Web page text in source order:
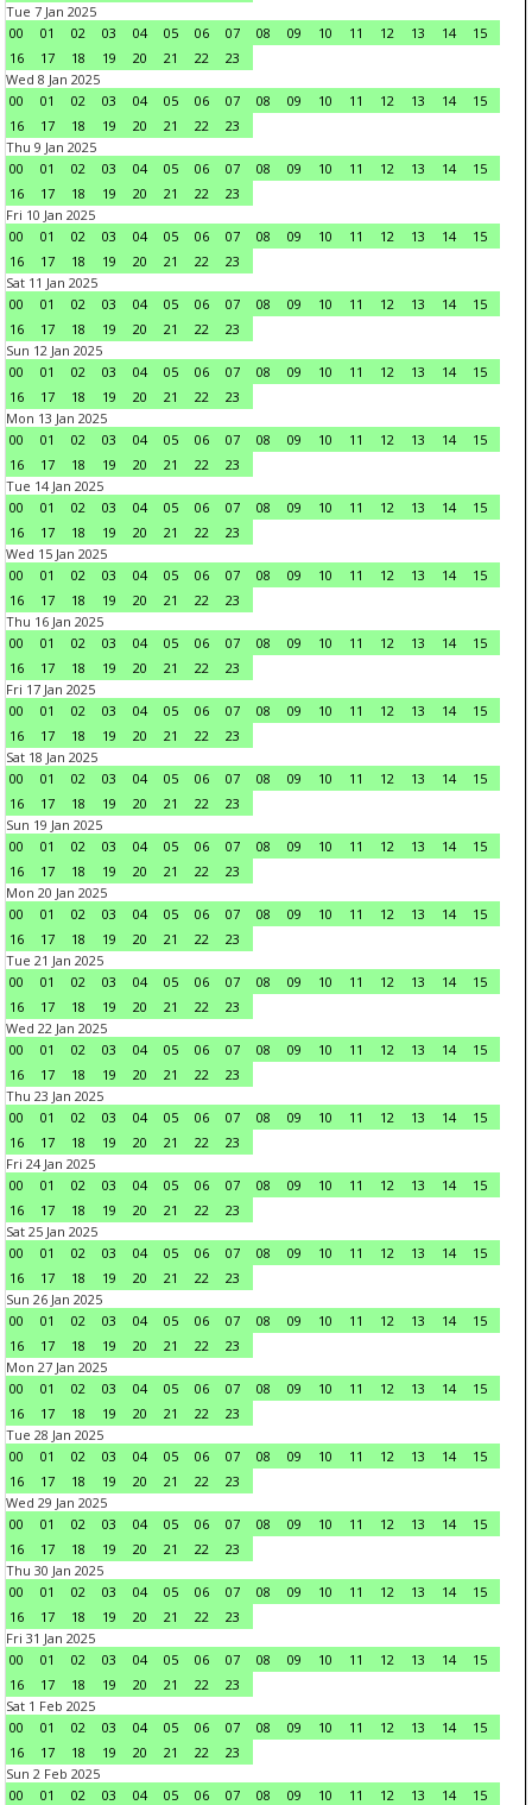
Tue 7 Jan 2025
00
01 02 03 04 05 06 07 08 09 10 11 12 13 14
15
16
17 18 19 20 21 22
23
Wed 8 Jan 2025
00
01 02 03 04 05 06 07 08 09 10 11 12 13 14
15
16
17 18 19 20 21 22
23
Thu 9 Jan 2025
00
01 02 03 04 05 06 07 08 09 10 11 12 13 14
15
16
17 18 19 20 21 22
23
Fri 10 Jan 2025
00
01 02 03 04 05 06 07 08 09 10 11 12 13 14
15
16
17 18 19 20 21 22
23
Sat 11 Jan 2025
00
01 02 03 04 05 06 07 08 09 10 11 12 13 14
15
16
17 18 19 20 21 22
23
Sun 12 Jan 2025
00
01 02 03 04 05 06 07 08 09 10 11 12 13 14
15
16
17 18 19 20 21 22
23
Mon 13 Jan 2025
00
01 02 03 04 05 06 07 08 09 10 11 12 13 14
15
16
17 18 19 20 21 22
23
Tue 14 Jan 2025
00
01 02 03 04 05 06 07 08 09 10 11 12 13 14
15
16
17 18 19 20 21 22
23
Wed 15 Jan 2025
00
01 02 03 04 05 06 07 08 09 10 11 12 13 14
15
16
17 18 19 20 21 22
23
Thu 16 Jan 2025
00
01 02 03 04 05 06 07 08 09 10 11 12 13 14
15
16
17 18 19 20 21 22
23
Fri 17 Jan 2025
00
01 02 03 04 05 06 07 08 09 10 11 12 13 14
15
16
17 18 19 20 21 22
23
Sat 18 Jan 2025
00
01 02 03 04 05 06 07 08 09 10 11 12 13 14
15
16
17 18 19 20 21 22
23
Sun 19 Jan 2025
00
01 02 03 04 05 06 07 08 09 10 11 12 13 14
15
16
17 18 19 20 21 22
23
Mon 20 Jan 2025
00
01 02 03 04 05 06 07 08 09 10 11 12 13 14
15
16
17 18 19 20 21 22
23
Tue 21 Jan 2025
00
01 02 03 04 05 06 07 08 09 10 11 12 13 14
15
16
17 18 19 20 21 22
23
Wed 22 Jan 2025
00
01 02 03 04 05 06 07 08 09 10 11 12 13 14
15
16
17 18 19 20 21 22
23
Thu 23 Jan 2025
00
01 02 03 04 05 06 07 08 09 10 11 12 13 14
15
16
17 18 19 20 21 22
23
Fri 24 Jan 2025
00
01 02 03 04 05 06 07 08 09 10 11 12 13 14
15
16
17 18 19 20 21 22
23
Sat 25 Jan 2025
00
01 02 03 04 05 06 07 08 09 10 11 12 13 14
15
16
17 18 19 20 21 22
23
Sun 26 Jan 2025
00
01 02 03 04 05 06 07 08 09 10 11 12 13 14
15
16
17 18 19 20 21 22
23
Mon 27 Jan 2025
00
01 02 03 04 05 06 07 08 09 10 11 12 13 14
15
16
17 18 19 20 21 22
23
Tue 28 Jan 2025
00
01 02 03 04 05 06 07 08 09 10 11 12 13 14
15
16
17 18 19 20 21 22
23
Wed 29 Jan 2025
00
01 02 03 04 05 06 07 08 09 10 11 12 13 14
15
16
17 18 19 20 21 22
23
Thu 30 Jan 2025
00
01 02 03 04 05 06 07 08 09 10 11 12 13 14
15
16
17 18 19 20 21 22
23
Fri 31 Jan 2025
00
01 02 03 04 05 06 07 08 09 10 11 12 13 14
15
16
17 18 19 20 21 22
23
Sat 1 Feb 2025
00
01 02 03 04 05 06 07 08 09 10 11 12 13 14
15
16
17 18 19 20 21 22
23
Sun 2 Feb 2025
00
01 02 03 04 05 06 07 08 09 10 11 12 13 14
15